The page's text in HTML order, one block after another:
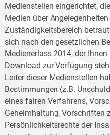
Medienstellen eingerichtet,
Medien über
Zuständigkeitsbereich
sich nach den gesetzlichen
Medienerlass 2014, der Ihnen
Download zur Verfügung
Leiter dieser Medienstellen
Bestimmungen (z.B.
eines fairen Verfahrens,
Geheimhaltung, Vorschriften
Persönlichkeitsrechte der